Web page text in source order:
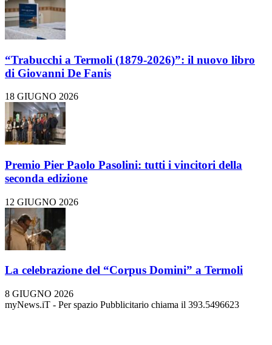
“Trabucchi a Termoli (1879-2026)”: il nuovo libro
di Giovanni De Fanis
18 GIUGNO 2026
Premio Pier Paolo Pasolini: tutti i vincitori della
seconda edizione
12 GIUGNO 2026
La celebrazione del “Corpus Domini” a Termoli
8 GIUGNO 2026
myNews.iT - Per spazio Pubblicitario chiama il 393.5496623